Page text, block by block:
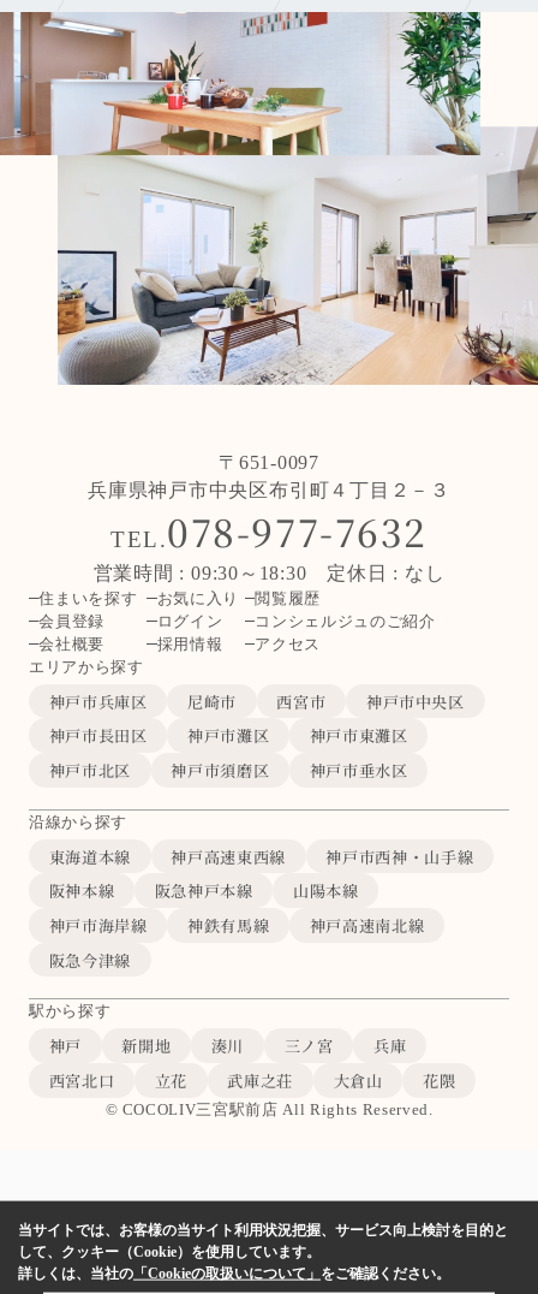
〒651-0097
兵庫県神戸市中央区布引町４丁目２－３
TEL.078-977-7632
営業時間 : 09:30～18:30 定休日 : なし
住まいを探す お気に入り
閲覧履歴
会員登録
ログイン
コンシェルジュのご紹介
会社概要
採用情報
アクセス
エリアから探す
神戸市兵庫区 尼崎市 西宮市
神戸市中央区
神戸市長田区
神戸市灘区
神戸市東灘区
神戸市北区
神戸市須磨区 神戸市垂水区
沿線から探す
東海道本線 神戸高速東西線
神戸市西神・山手線
阪神本線
阪急神戸本線
山陽本線
神戸市海岸線
神鉄有馬線
神戸高速南北線
阪急今津線
駅から探す
神戸 新開地 湊川 三ノ宮
兵庫
西宮北口
立花 武庫之荘 大倉山 花隈
© COCOLIV三宮駅前店 All Rights Reserved.
当サイトでは、お客様の当サイト利用状況把握、サービス向上検討を目的と
して、クッキー（Cookie）を使用しています。
詳しくは、当社の 「Cookieの取扱いについて」 をご確認ください。